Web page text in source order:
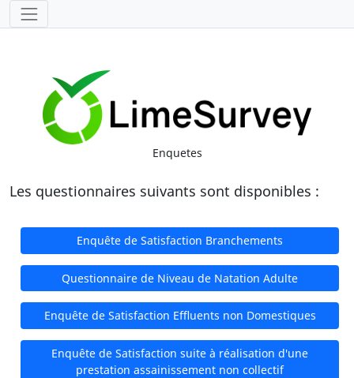
Enquetes
Les questionnaires suivants sont disponibles :
Enquête de Satisfaction Branchements
Questionnaire de Niveau de Natation Adulte
Enquête de Satisfaction Effluents non Domestiques
Enquête de Satisfaction suite à réalisation d'une
prestation assainissement non collectif